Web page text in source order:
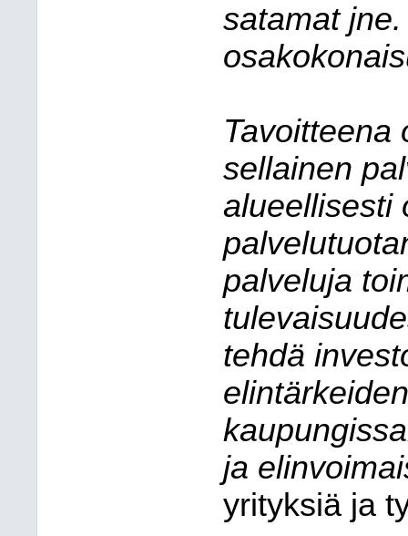
satamat
Tavoitteena
sellainen
alueellisesti
palveluja
tehdä
ja
yrityksiä ja